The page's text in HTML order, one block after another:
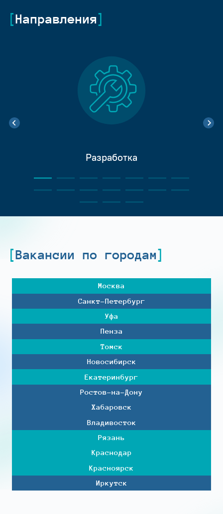
Направления
Разработка
Вакансии по городам
Москва
Санкт-Петербург
Уфа
Пенза
Томск
Новосибирск
Екатеринбург
Ростов-на-Дону
Хабаровск
Владивосток
Рязань
Краснодар
Красноярск
Иркутск